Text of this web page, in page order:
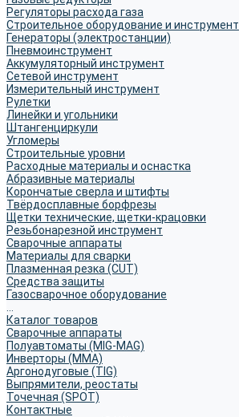
Регуляторы расхода газа
Строительное оборудование и инструмент
Генераторы (электростанции)
Пневмоинструмент
Аккумуляторный инструмент
Сетевой инструмент
Измерительный инструмент
Рулетки
Линейки и угольники
Штангенциркули
Угломеры
Строительные уровни
Расходные материалы и оснастка
Абразивные материалы
Корончатые сверла и штифты
Твёрдосплавные борфрезы
Щетки технические, щетки-крацовки
Резьбонарезной инструмент
Сварочные аппараты
Материалы для сварки
Плазменная резка (CUT)
Средства защиты
Газосварочное оборудование
Каталог товаров
Сварочные аппараты
Полуавтоматы (MIG-MAG)
Инверторы (MMA)
Аргонодуговые (TIG)
Выпрямители, реостаты
Точечная (SPOT)
Контактные